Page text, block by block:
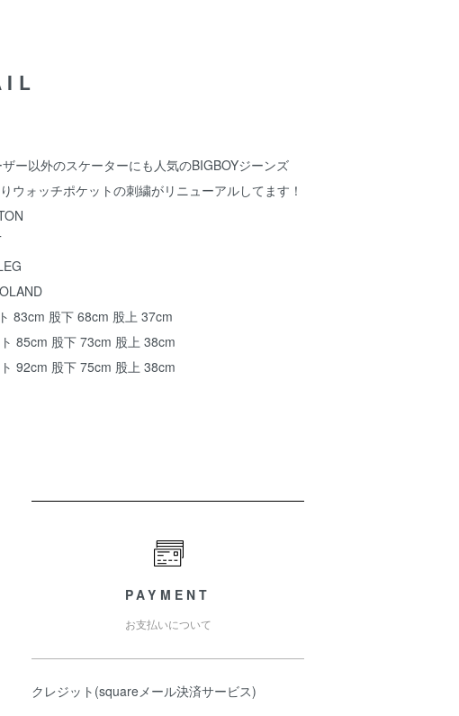
ー以外のスケーターにも人気のBIGBOYジーンズ
ウォッチポケットの刺繍がリニューアルしてます！
83cm 股下 68cm 股上 37cm
85cm 股下 73cm 股上 38cm
92cm 股下 75cm 股上 38cm
PAYMENT
お支払いについて
クレジット(squareメール決済サービス)